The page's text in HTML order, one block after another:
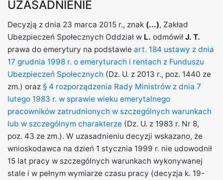
UZASADNIENIE
Decyzją z dnia 23 marca 2015 r., znak (...), Zakład
Ubezpieczeń Społecznych Oddział w L. odmówił J. T.
prawa do emerytury na podstawie art. 184 ustawy z dnia
17 grudnia 1998 r. o emeryturach i rentach z Funduszu
Ubezpieczeń Społecznych (Dz. U. z 2013 r., poz. 1440 ze
zm.) oraz § 4 rozporządzenia Rady Ministrów z dnia 7
lutego 1983 r. w sprawie wieku emerytalnego
pracowników zatrudnionych w szczególnych warunkach
lub w szczególnym charakterze (Dz. U. z 1983 r. Nr 8,
poz. 43 ze zm.). W uzasadnieniu decyzji wskazano, że
wnioskodawca na dzień 1 stycznia 1999 r. nie udowodnił
15 lat pracy w szczególnych warunkach wykonywanej
stale i w pełnym wymiarze czasu pracy (decyzja k. 19-